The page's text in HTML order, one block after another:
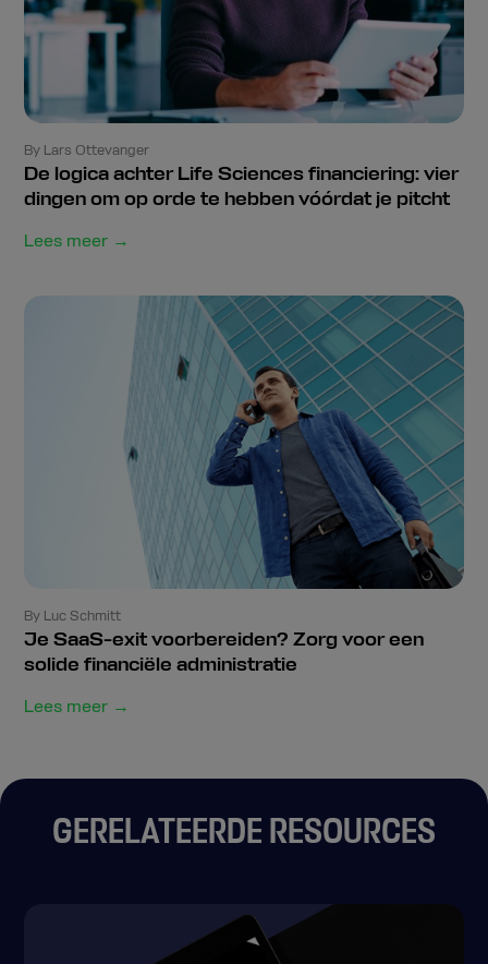
By Lars Ottevanger
De logica achter Life Sciences financiering: vier
dingen om op orde te hebben vóórdat je pitcht
Lees meer →
By Luc Schmitt
Je SaaS-exit voorbereiden? Zorg voor een
solide financiële administratie
Lees meer →
GERELATEERDE RESOURCES